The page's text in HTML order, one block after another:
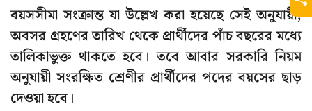
বয়সসীমা সংক্রান্ত যা উল্লেখ করা হয়েছে সেই অনুযায়ী,
অবসর গ্রহণের তারিখ থেকে প্রার্থীদের পাঁচ বছরের মধ্যে
তালিকাভুক্ত থাকতে হবে। তবে আবার সরকারি নিয়ম
অনুযায়ী সংরক্ষিত শ্রেণীর প্রার্থীদের পদের বয়সের ছাড়
দেওয়া হবে।